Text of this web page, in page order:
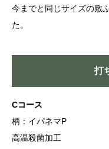
今までと同じサイズの敷
た。
打
Cコース
柄：イパネマP
高温殺菌加工